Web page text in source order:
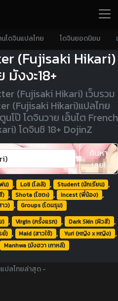
นโดจินแปลไทย โดจินยอดนิยม
(Fujisaki Hikari)
มังงะ18+
(Fujisaki Hikari) เว็บรวม
(Fujisaki Hikari)แปลไทย
โป๊ โดจินวาย เฮ็นไต French
โดจินชิ 18+ DojinZ
ค้นหา
เลย!
น) , Loli (โลลิ) , Student (นักเรียน) ,
) , Shota (โชตะ) , Incest (พี่น้อง) ,
ว) , Groups (โดนรุม)
) , Virgin (ครั้งแรก) , Dark Skin (ผิวสี) ,
ย์) , Maid (สาวใช้) , Yuri (หญิง x หญิง) ,
Manhwa (มังฮวา เกาหลี)
ปลไทยล่าสุด -